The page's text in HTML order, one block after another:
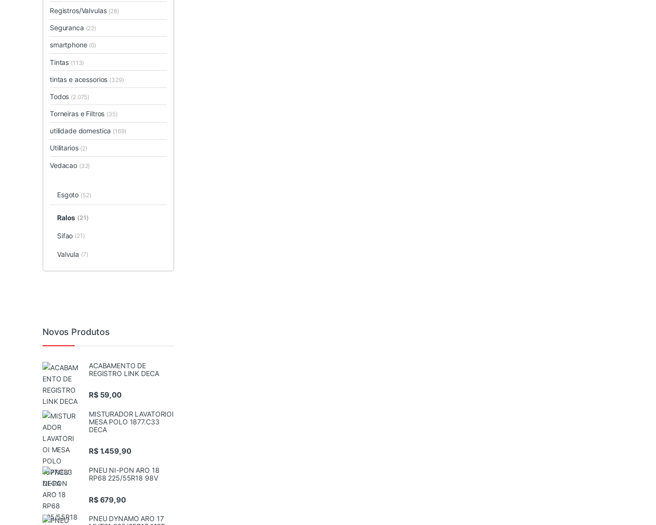
Registros/Valvulas (28)
Seguranca (22)
smartphone (0)
Tintas (113)
tintas e acessorios (329)
Todos (2.075)
Torneiras e Filtros (35)
utilidade domestica (169)
Utilitarios (2)
Vedacao (32)
Esgoto (52)
Ralos (21)
Sifao (21)
Valvula (7)
Novos Produtos
ACABAMENTO DE
REGISTRO LINK DECA
R$59,00
MISTURADOR LAVATORIOI
MESA POLO 1877.C33
DECA
R$1.459,90
PNEU NI-PON ARO 18
RP68 225/55R18 98V
R$679,90
PNEU DYNAMO ARO 17